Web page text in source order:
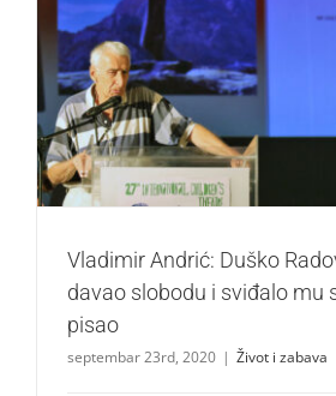
Vladimir Andrić: Duško Radović mi
sviđalo mu se to što sam
Vladimir Andrić: Duško
davao slobodu i sviđalo mu
pisao
septembar 23rd, 2020 | Život i zabava